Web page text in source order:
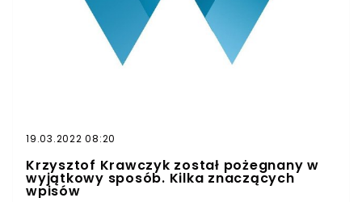
19.03.2022 08:20
Krzysztof Krawczyk został pożegnany w
wyjątkowy sposób. Kilka znaczących
wpisów